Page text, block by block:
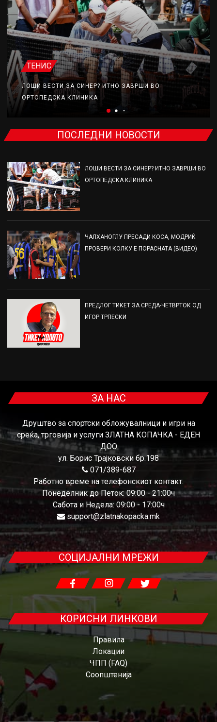
ТЕНИС
ЛОШИ ВЕСТИ ЗА СИНЕР? ИТНО ЗАВРШИ ВО
ОРТОПЕДСКА КЛИНИКА
ПОСЛЕДНИ НОВОСТИ
ЛОШИ ВЕСТИ ЗА СИНЕР? ИТНО ЗАВРШИ ВО
ОРТОПЕДСКА КЛИНИКА
ЧАЛХАНОГЛУ ПРЕСАДИ КОСА, МОДРИЌ
ПРОВЕРИ КОЛКУ Е ПОРАСНАТА (ВИДЕО)
ПРЕДЛОГ ТИКЕТ ЗА СРЕДА-ЧЕТВРТОК ОД
ИГОР ТРПЕСКИ
ЗА НАС
Друштво за спортски обложувалници и игри на
среќа, трговија и услуги ЗЛАТНА КОПАЧКА - ЕДЕН
ДОО
ул. Борис Трајковски бр.198
071/389-687
Работно време на телефонскиот контакт:
Понеделник до Петок: 09:00 - 21:00ч
Сабота и Недела: 09:00 - 17:00ч
support@zlatnakopacka.mk
СОЦИЈАЛНИ МРЕЖИ
КОРИСНИ ЛИНКОВИ
Правила
Локации
ЧПП (FAQ)
Соопштенија